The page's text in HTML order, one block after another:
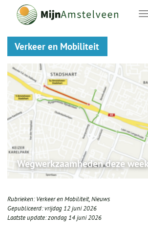
Verkeer en Mobiliteit
Wegwerkzaamheden deze
Rubrieken:Verkeer en Mobiliteit,Nieuws
Gepubliceerd:vrijdag 12 juni 2026
Laatste update:zondag 14 juni 2026